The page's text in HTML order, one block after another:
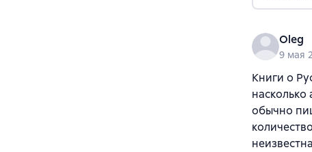
Oleg
9 мая
Книги о
обычно